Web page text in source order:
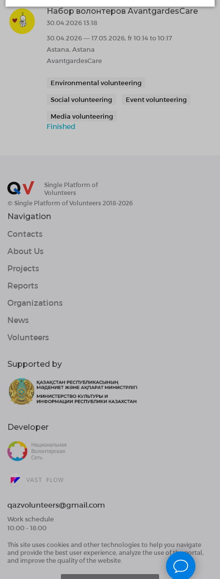
Набор волонтеров AvantgardesCare
30.04.2026 13:18
30.04.2026 — 17.05.2026, fr 10:14 to 10:17
Astana, Astana
AvantgardesCare
Environmental volunteering
Social volunteering Event volunteering
Media volunteering
Finished
Single Platform of
Volunteers
© Single Platform of Volunteers 2018-2026
Navigation
Contacts
About Us
Projects
Reports
Organizations
News
Volunteers
Supported by
Developer
qazvolunteers@gmail.com
Work schedule
10:00 - 18:00
Public Offer Agreement
User Data Processing Agreement and Privacy
This site uses cookies and other technologies to help you navigate
and provide the best user experience, analyze the use of the portal,
and improve the quality of the website.